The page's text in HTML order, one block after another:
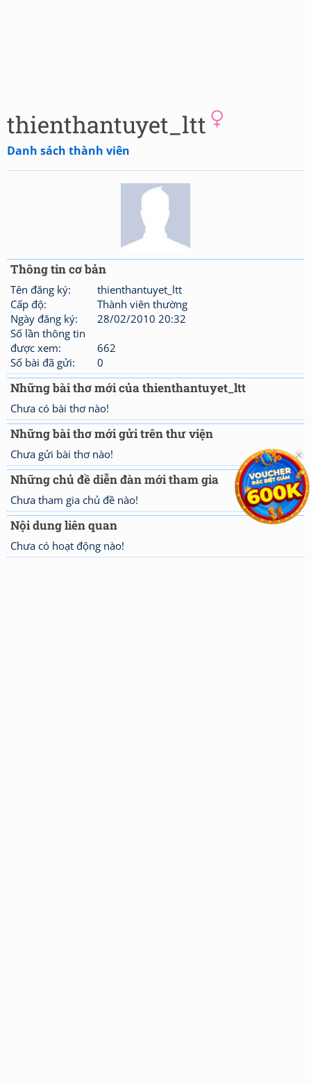
thienthantuyet_ltt
Danh sách thành viên
Thông tin cơ bản
Tên đăng ký:
thienthantuyet_ltt
Cấp độ:
Thành viên thường
Ngày đăng ký:
28/02/2010 20:32
Số lần thông tin
được xem:
662
Số bài đã gửi:
0
Những bài thơ mới của thienthantuyet_ltt
Chưa có bài thơ nào!
Những bài thơ mới gửi trên thư viện
Chưa gửi bài thơ nào!
Những chủ đề diễn đàn mới tham gia
Chưa tham gia chủ đề nào!
Nội dung liên quan
Chưa có hoạt động nào!